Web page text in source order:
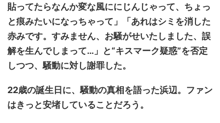
貼ってたらなんか変な風ににじんじゃって、ちょっ
と痕みたいになっちゃって」「あれはシミを消した
赤みです。すみません、お騒がせいたしました、誤
解を生んでしまって…」と“キスマーク疑惑”を否定
しつつ、騒動に対し謝罪した。
22歳の誕生日に、騒動の真相を語った浜辺。ファン
はきっと安堵していることだろう。